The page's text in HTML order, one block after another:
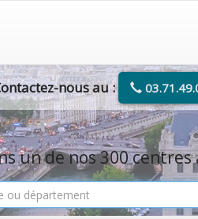
nous au :
un de nos 300